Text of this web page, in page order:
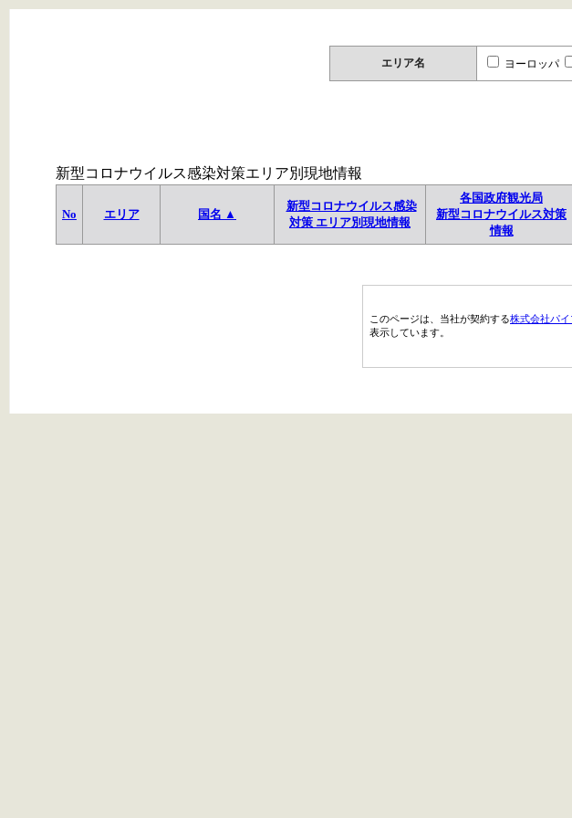
エリア名 ヨーロッパ
新型コロナウイルス感染対策エリア別現地情報
No エリア 国名 ▲
新型コロナウイルス感染
対策 エリア別現地情報
各国政府観光局
新型コロナウイルス対策
情報
このページは、当社が契約する株式会社パ
表示しています。